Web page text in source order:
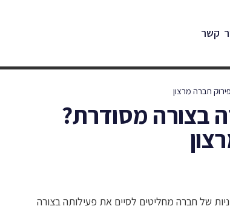
קשר
חברה מרצון
בצורה מסודרת?
של חברה מחליטים לסיים את פעילותה בצורה